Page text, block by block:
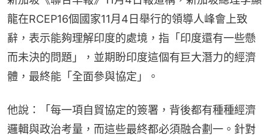
龍在RCEP16個國家11月4日舉行的領導人峰會上致
辭，表示能夠理解印度的處境，指「印度還有一些懸
而未決的問題」，並期盼印度這個有巨大潛力的經濟
體，最終能「全面參與協定」。
他說：「每一項自貿協定的簽署，背後都有種種經濟
邏輯與政治考量，而這些最終都必須融合劃一。針對